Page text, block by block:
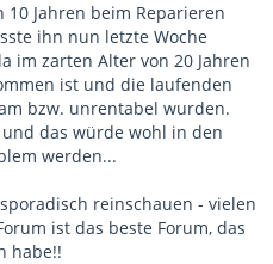
Jahren beim Reparieren
ihn nun letzte Woche
im zarten Alter von 20 Jahren
ist und die laufenden
bzw. unrentabel wurden.
das würde wohl in den
werden...
reinschauen - vielen
ist das beste Forum, das
habe!!